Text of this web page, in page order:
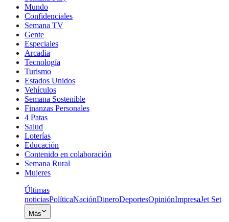
Mundo
Confidenciales
Semana TV
Gente
Especiales
Arcadia
Tecnología
Turismo
Estados Unidos
Vehículos
Semana Sostenible
Finanzas Personales
4 Patas
Salud
Loterías
Educación
Contenido en colaboración
Semana Rural
Mujeres
Últimas
noticiasPolíticaNaciónDineroDeportesOpiniónImpresaJet Set
Más